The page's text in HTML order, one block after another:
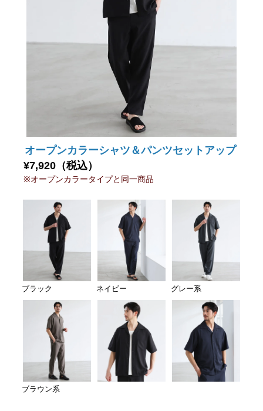
オープンカラーシャツ＆パンツセットアップ
¥7,920（税込）
※オープンカラータイプと同一商品
ブラック ネイビー グレー系
ブラウン系